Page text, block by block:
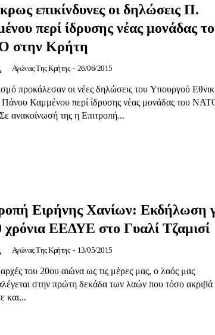
Αγώνας της Κρήτης
επικίνδυνες οι δηλώσεις Π.
περί ίδρυσης νέας μονάδας
στην Κρήτη
Αγώνας Της Κρήτης - 26/06/2015
προκάλεσαν οι νέες δηλώσεις του Υπουργού
Καμμένου περί ίδρυσης νέας μονάδας του
ανακοίνωσή της η Επιτροπή...
Ειρήνης Χανίων: Εκδήλωση
χρόνια ΕΕΔΥΕ στο Γυαλί Τζαμισί
Αγώνας Της Κρήτης - 13/05/2015
του 20ου αιώνα ως τις μέρες μας, ο λαός μας
στην πρώτη δεκάδα των λαών που τόσο ακριβά
και...